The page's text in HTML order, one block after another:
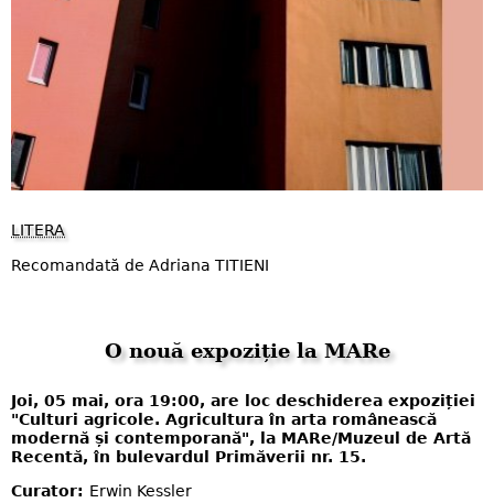
LITERA
Recomandată de Adriana TITIENI
O nouă expoziție la MARe
Joi, 05 mai, ora 19:00, are loc deschiderea expoziției
"Culturi agricole. Agricultura în arta românească
modernă și contemporană", la MARe/Muzeul de Artă
Recentă, în bulevardul Primăverii nr. 15.
Curator: Erwin Kessler